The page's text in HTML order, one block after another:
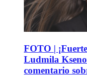
FOTO |
Ludmila
comentario